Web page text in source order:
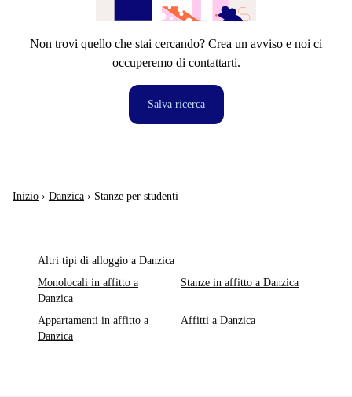
Non trovi quello che stai cercando? Crea un avviso e noi ci
occuperemo di contattarti.
Salva ricerca
Inizio › Danzica › Stanze per studenti
Altri tipi di alloggio a Danzica
Monolocali in affitto a
Danzica
Stanze in affitto a Danzica
Appartamenti in affitto a
Danzica
Affitti a Danzica